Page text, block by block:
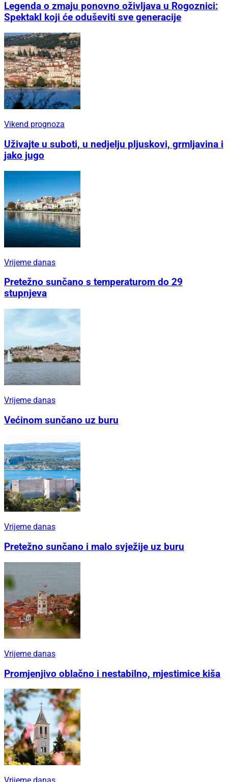
Legenda o zmaju ponovno oživljava u Rogoznici:
Spektakl koji će oduševiti sve generacije
Vikend prognoza
Uživajte u suboti, u nedjelju pljuskovi, grmljavina i
jako jugo
Vrijeme danas
Pretežno sunčano s temperaturom do 29
stupnjeva
Vrijeme danas
Većinom sunčano uz buru
Vrijeme danas
Pretežno sunčano i malo svježije uz buru
Vrijeme danas
Promjenjivo oblačno i nestabilno, mjestimice kiša